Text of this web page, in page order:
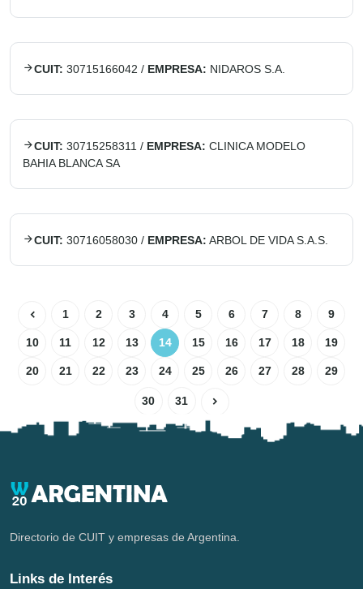
CUIT: 30715166042 / EMPRESA: NIDAROS S.A.
CUIT: 30715258311 / EMPRESA: CLINICA MODELO
BAHIA BLANCA SA
CUIT: 30716058030 / EMPRESA: ARBOL DE VIDA S.A.S.
1 2 3 4 5 6 7 8 9
10 11 12 13 14 15 16 17 18 19
20 21 22 23 24 25 26 27 28 29
30 31
Directorio de CUIT y empresas de Argentina.
Links de Interés